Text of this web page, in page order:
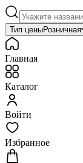
Тип ценыРозничная
Главная
Каталог
Войти
Избранное